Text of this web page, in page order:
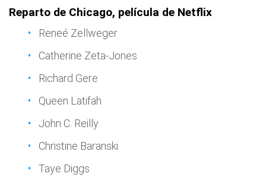
Reparto de Chicago, película de Netflix
Reneé Zellweger
Catherine Zeta-Jones
Richard Gere
Queen Latifah
John C. Reilly
Christine Baranski
Taye Diggs